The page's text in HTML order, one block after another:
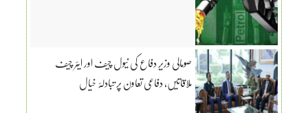
صومالی وزیرِ دفاع کی نیول چیف اور ایئر چیف
ملاقاتیں، دفاعی تعاون پر تبادلۂ خیال